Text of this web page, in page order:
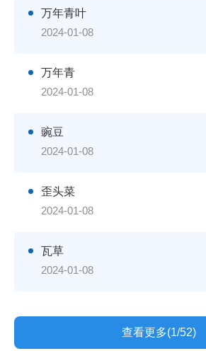
万年青叶
2024-01-08
万年青
2024-01-08
豌豆
2024-01-08
歪头菜
2024-01-08
瓦草
2024-01-08
查看更多(1/52)